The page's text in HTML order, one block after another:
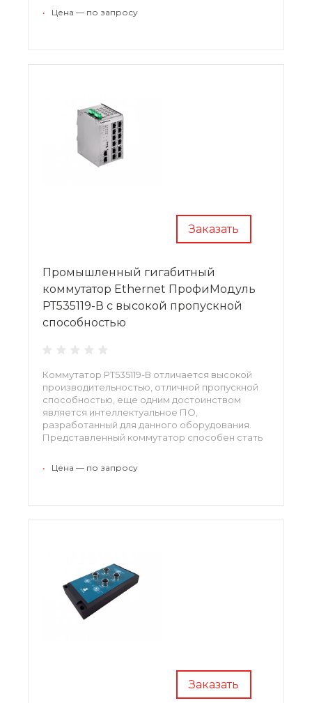
образом, при замене оборудования данные
• Цена — по запросу
Заказать
Промышленный гигабитный
коммутатор Ethernet ПрофиМодуль
РТ535119-В с высокой пропускной
способностью
Коммутатор РТ535119-В отличается высокой
производительностью, отличной пропускной
способностью, еще одним достоинством
является интеллектуальное ПО,
разработанный для данного оборудования.
Представленный коммутатор способен стать
при помехах, аномально высоких и низких
• Цена — по запросу
Заказать